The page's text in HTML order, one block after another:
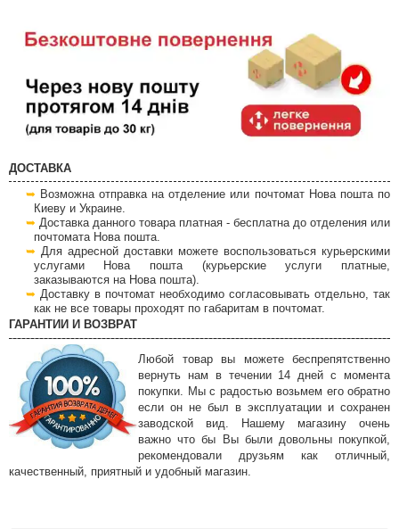
ДОСТАВКА
Возможна отправка на отделение или почтомат Нова пошта по
Киеву и Украине.
Доставка данного товара платная - бесплатна до отделения или
почтомата Нова пошта.
Для адресной доставки можете воспользоваться курьерскими
услугами Нова пошта (курьерские услуги платные,
заказываются на Нова пошта).
Доставку в почтомат необходимо согласовывать отдельно, так
как не все товары проходят по габаритам в почтомат.
ГАРАНТИИ И ВОЗВРАТ
Любой товар вы можете беспрепятственно
вернуть нам в течении 14 дней с момента
покупки. Мы с радостью возьмем его обратно
если он не был в эксплуатации и сохранен
заводской вид. Нашему магазину очень
важно что бы Вы были довольны покупкой,
рекомендовали друзьям как отличный,
качественный, приятный и удобный магазин.